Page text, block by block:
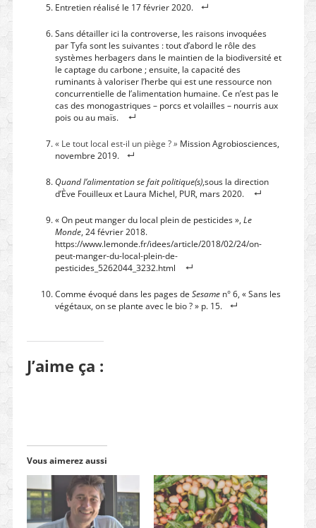
Entretien réalisé le 17 février 2020.
Sans détailler ici la controverse, les raisons invoquées
par Tyfa sont les suivantes : tout d’abord le rôle des
systèmes herbagers dans le maintien de la biodiversité et
le captage du carbone ; ensuite, la capacité des
ruminants à valoriser l’herbe qui est une ressource non
concurrentielle de l’alimentation humaine. Ce n’est pas le
cas des monogastriques – porcs et volailles – nourris aux
pois ou au maïs.
« Le tout local est-il un piège ?» Mission Agrobiosciences,
novembre 2019.
Quand l’alimentation se fait politique(s),sous la direction
d’Ève Fouilleux et Laura Michel, PUR, mars 2020.
« On peut manger du local plein de pesticides », Le
Monde, 24 février 2018.
https://www.lemonde.fr/idees/article/2018/02/24/on-
peut-manger-du-local-plein-de-
pesticides_5262044_3232.html
Comme évoqué dans les pages de Sesamen° 6, « Sans les
végétaux, on se plante avec le bio ? » p. 15.
J’aime ça :
Vous aimerez aussi